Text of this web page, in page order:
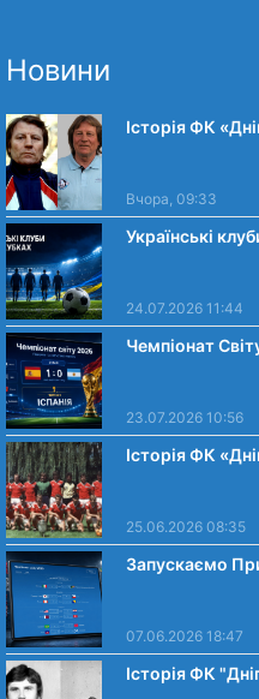
Новини
Історія ФК
Вчора, 09:33
Українські
24.07.2026 11:44
Чемпіонат
23.07.2026 10:56
Історія ФК
25.06.2026 08:35
Запускаємо
07.06.2026 18:47
Історія ФК